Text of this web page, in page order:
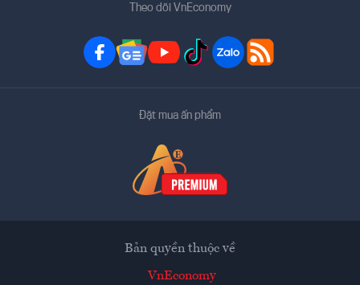
Theo dõi VnEconomy
Đặt mua ấn phẩm
Bản quyền thuộc về
VnEconomy